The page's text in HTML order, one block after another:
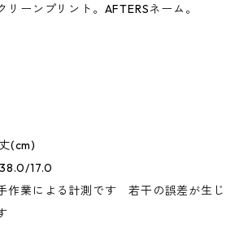
リーンプリント。AFTERSネーム。
(cm)
17.0
作業による計測です 若干の誤差が生じ